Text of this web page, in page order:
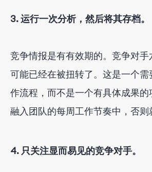
3. 运行一次分析，然后将其存档。
竞争情报是有有效期的。竞争对
可能已经在被扭转了。这是一个
作流程，而不是一个有具体成果
融入团队的每周工作节奏中，否则
4. 只关注显而易见的竞争对手。